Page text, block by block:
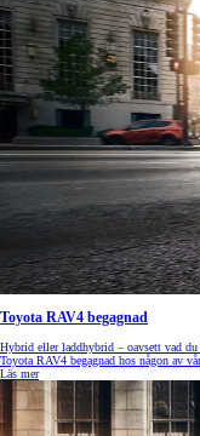
Toyota RAV4 begagnad
Hybrid eller laddhybrid – oavsett vad
Toyota RAV4 begagnad hos någon av
Läs mer